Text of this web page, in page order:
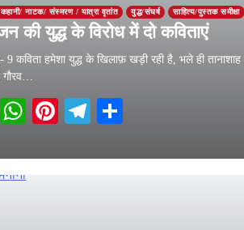
कहानी/ नाटक/ संस्मरण / यात्रा वृतांत युद्ध/संघर्ष साहित्य/पुस्तक समीक्षा
की युद्ध के विरोध में दो कविताएं
9 कविता हमेशा युद्ध के खिलाफ़ खड़ी रही है, भले ही तानाशाह
गौरव…
TwitterWhatsApp
PinterestTelegram
28 March 2026